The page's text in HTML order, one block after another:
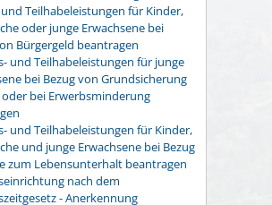
Teilhabeleistungen für Kinder,
oder junge Erwachsene bei
Bürgergeld beantragen
und Teilhabeleistungen für junge
bei Bezug von Grundsicherung
bei Erwerbsminderung
und Teilhabeleistungen für Kinder,
und junge Erwachsene bei Bezug
zum Lebensunterhalt beantragen
nach dem
- Anerkennung